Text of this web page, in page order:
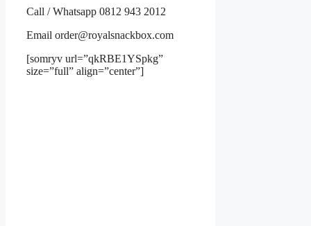
Call / Whatsapp 0812 943 2012
Email order@royalsnackbox.com
[somryv url=”qkRBE1YSpkg”
size=”full” align=”center”]